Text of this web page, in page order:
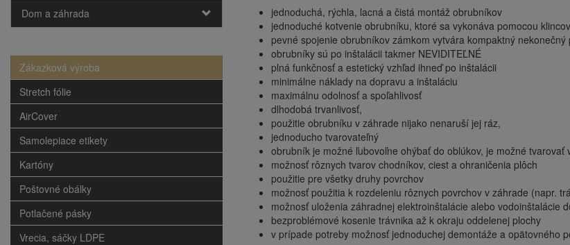
Dom a záhrada
Zákazková výroba
Stretch fólie
AirCover
Samolepiace etikety
Kartóny
Poštovné obálky
Potlačené pásky
Vrecia, sáčky LDPE
jednoduchá, rýchla, lacná a čistá montáž obrubníkov
jednoduché kotvenie obrubníku, ktoré sa vykonáva pomocou klincov
pevné spojenie obrubníkov zámkom vytvára kompaktný nekonečný
obrubníky sú po inštalácii takmer NEVIDITEĽNÉ
plná funkčnosť a estetický vzhľad ihneď po inštalácii
minimálne náklady na dopravu a inštaláciu
maximálnu odolnosť a spoľahlivosť
dlhodobá trvanlivosť,
použitie obrubníku v záhrade nijako nenaruší jej ráz,
jednoducho tvarovateľný
obrubník je možné ľubovoľne ohýbať do oblúkov, je možné tvarovať
možnosť rôznych tvarov chodníkov, ciest a ohraničenia plôch
použitie pre všetky druhy povrchov
možnosť použitia k rozdeleniu rôznych povrchov v záhrade (napr.
možnosť uloženia záhradnej elektroinštalácie alebo vodoinštalácie
bezproblémové kosenie trávnika až k okraju oddelenej plochy
v prípade potreby možnosť jednoduchej demontáže a opätovného